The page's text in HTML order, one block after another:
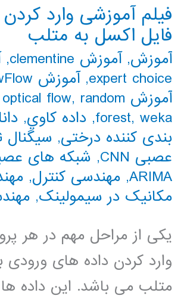
فیلم آموزشی وارد
فایل اکسل به متلب
آموزش,آموزش clementine ,
expert choice
,آموزش ShowFlow
آموزش SPSS
optical flow, random
forest, weka
, داده كاوي,
بندی کننده درختی, سیگنال ECG
عصبی CNN
, شبکه های
ARIMA
, مهندسی کنترل,
مکانیک در سیمولینک,
یکی از مراحل مهم در هر
وارد کردن داده های
متلب می باشد. این داده ها